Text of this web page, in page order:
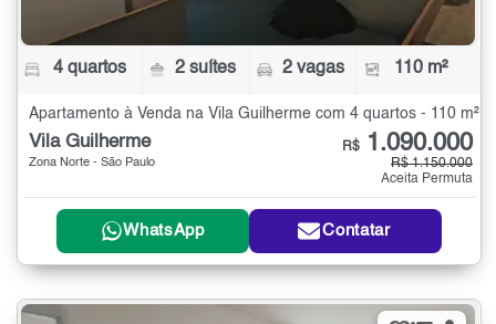
4 quartos 2 suítes 2 vagas 110 m²
Apartamento à Venda na Vila Guilherme com 4 quartos - 110 m²
Vila Guilherme
Zona Norte - São Paulo
R$ 1.090.000
R$ 1.150.000
Aceita Permuta
WhatsApp Contatar